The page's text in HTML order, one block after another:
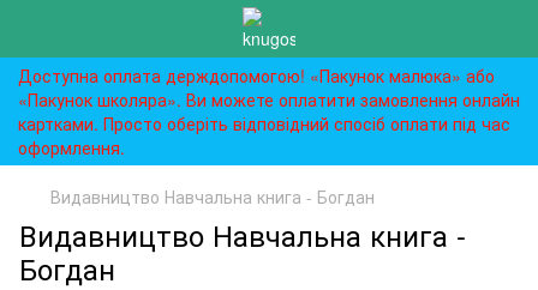
Доступна оплата держдопомогою! «Пакунок малюка» або
«Пакунок школяра». Ви можете оплатити замовлення онлайн
картками. Просто оберіть відповідний спосіб оплати під час
оформлення.
Видавництво Навчальна книга - Богдан
Видавництво Навчальна книга -
Богдан